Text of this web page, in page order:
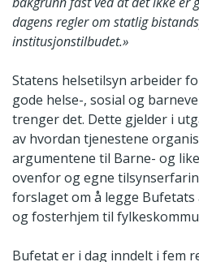
dagens regler om statlig
institusjonstilbudet.»
Statens helsetilsyn arbeider
gode helse-, sosial og
trenger det. Dette gjelder i
av hvordan tjenestene
argumentene til Barne- og
ovenfor og egne
forslaget om å legge
og fosterhjem til
Bufetat er i dag inndelt i fem